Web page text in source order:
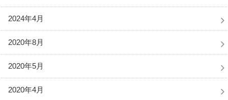
2024年4月
2020年8月
2020年5月
2020年4月